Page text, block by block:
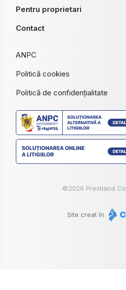
Pentru proprietari
Contact
ANPC
Politică cookies
Politică de confidențialitate
©2026 Prestland
Site creat în